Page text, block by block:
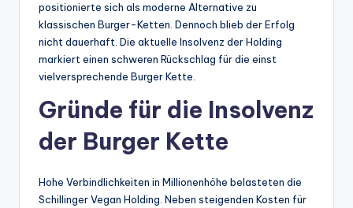
positionierte sich als moderne Alternative zu
klassischen Burger-Ketten. Dennoch blieb der Erfolg
nicht dauerhaft. Die aktuelle Insolvenz der Holding
markiert einen schweren Rückschlag für die einst
vielversprechende Burger Kette.
Gründe für die Insolvenz
der Burger Kette
Hohe Verbindlichkeiten in Millionenhöhe belasteten die
Schillinger Vegan Holding. Neben steigenden Kosten für